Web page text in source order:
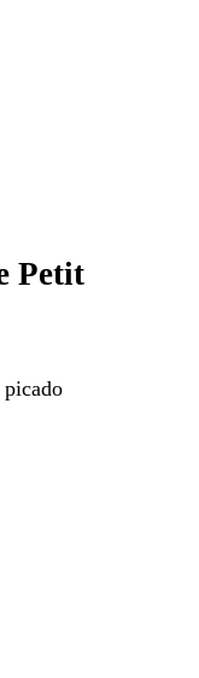
Petit
picado